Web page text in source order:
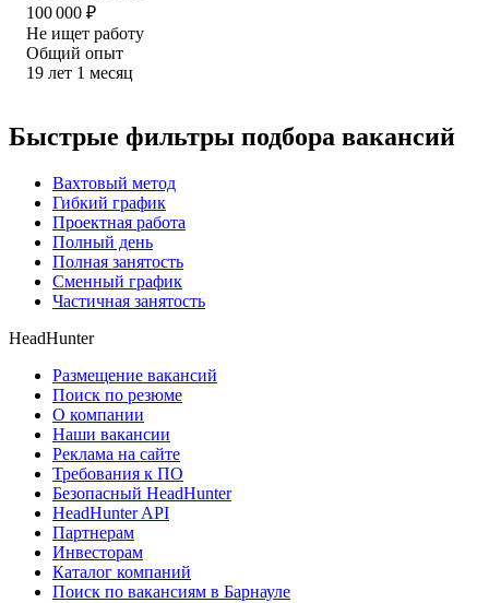
100 000 ₽
Не ищет работу
Общий опыт
19 лет 1 месяц
Быстрые фильтры подбора вакансий
Вахтовый метод
Гибкий график
Проектная работа
Полный день
Полная занятость
Сменный график
Частичная занятость
HeadHunter
Размещение вакансий
Поиск по резюме
О компании
Наши вакансии
Реклама на сайте
Требования к ПО
Безопасный HeadHunter
HeadHunter API
Партнерам
Инвесторам
Каталог компаний
Поиск по вакансиям в Барнауле